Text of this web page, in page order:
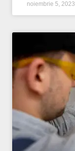
noiembrie 5, 2023